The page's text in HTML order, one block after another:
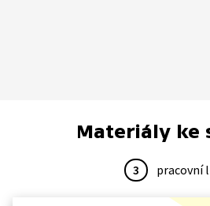
Materiály ke
3 pracovní